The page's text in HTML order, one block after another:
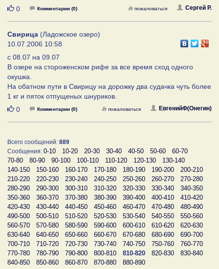
Нравится
0 Комментарии (0) Сергей Р.
пожаловаться
Свирица (Ладожское озеро)
10.07.2006 10:58
с 08.07 на 09.07
В озере на стороженском рифе за все время сход одного
окушка.
На обатном пути в Свирицу на дорожку два судачка чуть более
1 кг и пяток отпущеных шнуриков.
Нравится
0 Комментарии (0) ЕвгенийФ(Онегин)
пожаловаться
Всего сообщений: 889
Сообщения: 0-10 10-20 20-30 30-40 40-50 50-60
60-70
70-80
80-90 90-100 100-110 110-120 120-130
130-140
140-150
150-160 160-170 170-180 180-190 190-200
200-210
210-220
220-230 230-240 240-250 250-260 260-270
270-280
280-290
290-300 300-310 310-320 320-330 330-340
340-350
350-360
360-370 370-380 380-390 390-400 400-410
410-420
420-430
430-440 440-450 450-460 460-470 470-480
480-490
490-500
500-510 510-520 520-530 530-540 540-550
550-560
560-570
570-580 580-590 590-600 600-610 610-620
620-630
630-640
640-650 650-660 660-670 670-680 680-690
690-700
700-710
710-720 720-730 730-740 740-750 750-760
760-770
770-780
780-790 790-800 800-810 810-820 820-830
830-840
840-850
850-860 860-870 870-880 880-890